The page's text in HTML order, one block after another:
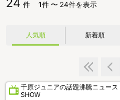
24 件 1件 〜 24件を表示
人気順 新着順
千原ジュニアの話題沸騰ニュース
SHOW